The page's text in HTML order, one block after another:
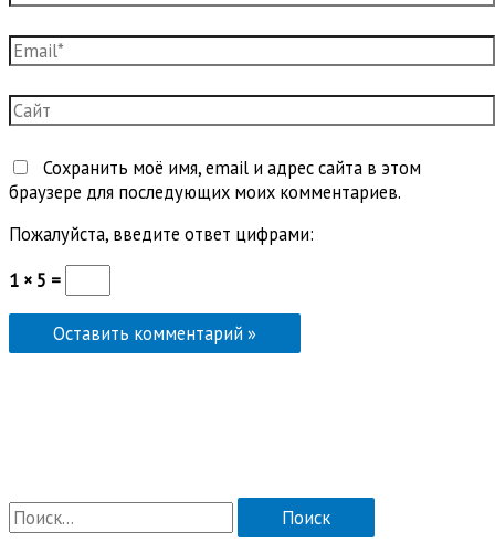
Email*
Сайт
Сохранить моё имя, email и адрес сайта в этом
браузере для последующих моих комментариев.
Пожалуйста, введите ответ цифрами:
1 × 5 =
П